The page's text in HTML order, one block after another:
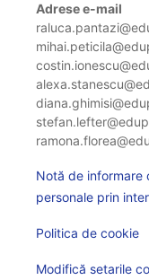
Adrese e-mail
Notă de informare
personale prin
Politica de cookie
Modifică setarile